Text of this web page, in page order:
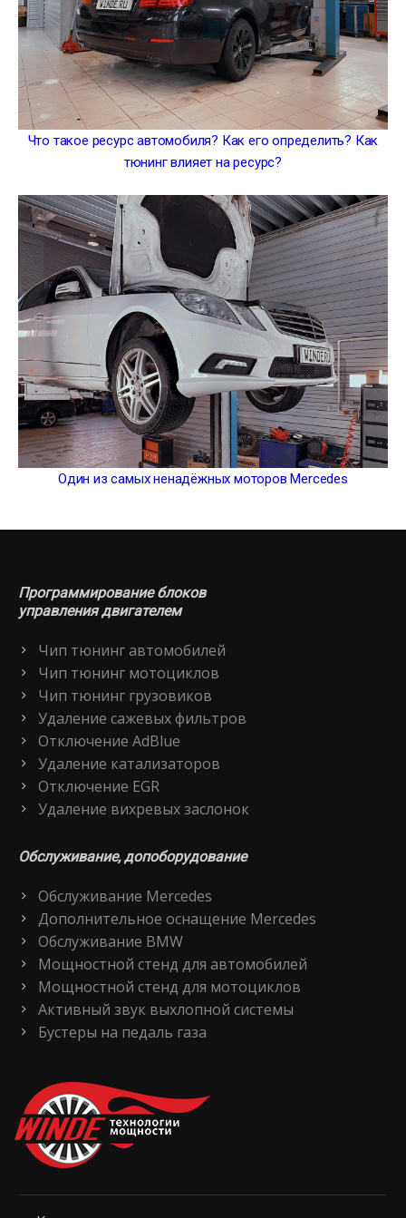
Что такое ресурс автомобиля? Как его определить? Как
тюнинг влияет на ресурс?
Один из самых ненадёжных моторов Mercedes
Программирование блоков
управления двигателем
Чип тюнинг автомобилей
Чип тюнинг мотоциклов
Чип тюнинг грузовиков
Удаление сажевых фильтров
Отключение AdBlue
Удаление катализаторов
Отключение EGR
Удаление вихревых заслонок
Обслуживание, допоборудование
Обслуживание Mercedes
Дополнительное оснащение Mercedes
Обслуживание BMW
Мощностной стенд для автомобилей
Мощностной стенд для мотоциклов
Активный звук выхлопной системы
Бустеры на педаль газа